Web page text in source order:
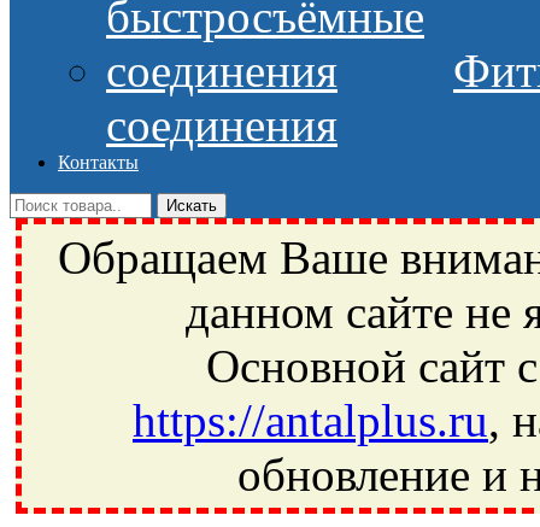
соединения
Контакты
Обращаем Ваше
данном сайте не
Основной сайт
https://antalplus.ru,
обновление и